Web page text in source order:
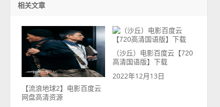
相关文章
【流浪地球2】电影百度云
网盘高清资源
（沙丘）电影百度云【720
高清国语版】下载
2022年12月13日